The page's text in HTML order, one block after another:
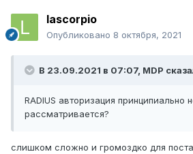
lascorpio
Опубликовано 8 октября, 2021
В 23.09.2021 в 07:07, MDP
RADIUS авторизация принципиально
рассматривается?
слишком сложно и громоздко для